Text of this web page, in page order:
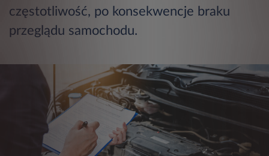
częstotliwość, po konsekwencje braku
przeglądu samochodu.